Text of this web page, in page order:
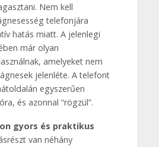
Nem kell
telefonjára
hatás miatt. A jelenlegi
már olyan
amelyeket nem
jelenléte. A telefont
egyszerűen
és azonnal “rögzül”.
gyors és praktikus
van néhány